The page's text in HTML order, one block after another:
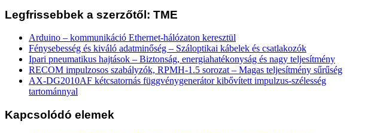
Legfrissebbek a szerzőtől: TME
Arduino – kommunikáció Ethernet-hálózaton keresztül
Fénysebesség és kiváló adatminőség – Száloptikai kábelek és csatlakozók
Ipari pneumatikus hajtások – Biztonság, energiahatékonyság és nagy teljesítmény
RECOM impulzosos szabályzók, RPMH-1.5 sorozat – Magas teljesítmény sűrűség
AX-DG2010AF kétcsatornás függvénygenerátor kibővített impulzus-szélesség
tartománnyal
Kapcsolódó elemek